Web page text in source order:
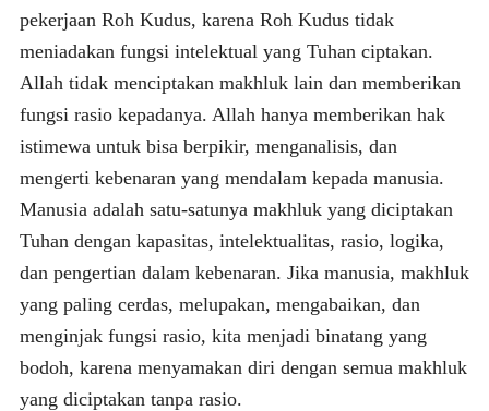
pekerjaan Roh Kudus, karena Roh Kudus tidak
meniadakan fungsi intelektual yang Tuhan ciptakan.
Allah tidak menciptakan makhluk lain dan memberikan
fungsi rasio kepadanya. Allah hanya memberikan hak
istimewa untuk bisa berpikir, menganalisis, dan
mengerti kebenaran yang mendalam kepada manusia.
Manusia adalah satu-satunya makhluk yang diciptakan
Tuhan dengan kapasitas, intelektualitas, rasio, logika,
dan pengertian dalam kebenaran. Jika manusia, makhluk
yang paling cerdas, melupakan, mengabaikan, dan
menginjak fungsi rasio, kita menjadi binatang yang
bodoh, karena menyamakan diri dengan semua makhluk
yang diciptakan tanpa rasio.